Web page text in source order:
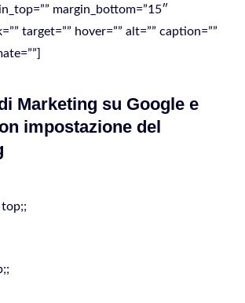
margin_bottom=”15″
target=”” hover=”” alt=”” caption=””
Marketing su Google e
impostazione del